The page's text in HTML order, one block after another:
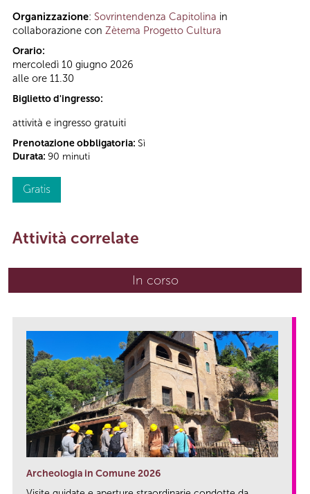
Organizzazione: Sovrintendenza Capitolina in
collaborazione con Zètema Progetto Cultura
Orario:
mercoledì 10 giugno 2026
alle ore 11.30
Biglietto d'ingresso:
attività e ingresso gratuiti
Prenotazione obbligatoria: Sì
Durata: 90 minuti
Gratis
Attività correlate
In corso(scheda attiva)
Archeologia in Comune 2026